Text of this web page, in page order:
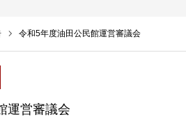
令和5年度油田公民館運営審議会
運営審議会